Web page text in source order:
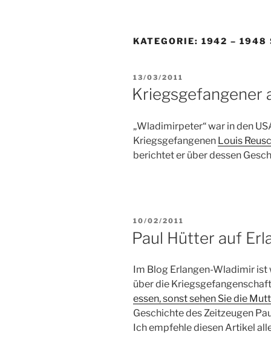
KATEGORIE: 1942 – 1948
VERÖFFENTLICHT
AM
13/03/2011
Kriegsgefangener
„Wladimirpeter“ war in den
Kriegsgefangenen Louis
berichtet er über dessen
VERÖFFENTLICHT
10/02/2011
Paul Hütter auf
Im Blog Erlangen-Wladimir ist
über die
essen, sonst sehen Sie die
Geschichte des Zeitzeugen
Ich empfehle diesen Artikel